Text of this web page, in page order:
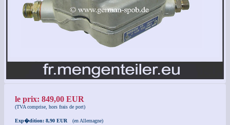
le prix: 849,00 EUR
(TVA comprise, hors frais de port)
Exp�dition: 8,90 EUR
(en Allemagne)